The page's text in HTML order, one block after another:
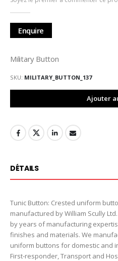
la
Galerie
d’images
Enquire
Military Button
SKU MILITARY_BUTTON_137
Ajouter
DÉTAILS
Tunic Button: Crested uniform
manufactured by William Scully
by years of manufacturing
finishes and materials. We
uniform buttons for domestic and
First-responder, Transport and